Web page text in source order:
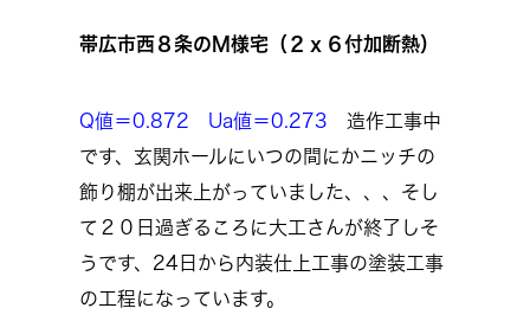
帯広市西８条のM様宅（２ｘ６付加断熱）
Q値＝0.872 Ua値＝0.273 造作工事中
です、玄関ホールにいつの間にかニッチの
飾り棚が出来上がっていました、、、そし
て２０日過ぎるころに大工さんが終了しそ
うです、24日から内装仕上工事の塗装工事
の工程になっています。